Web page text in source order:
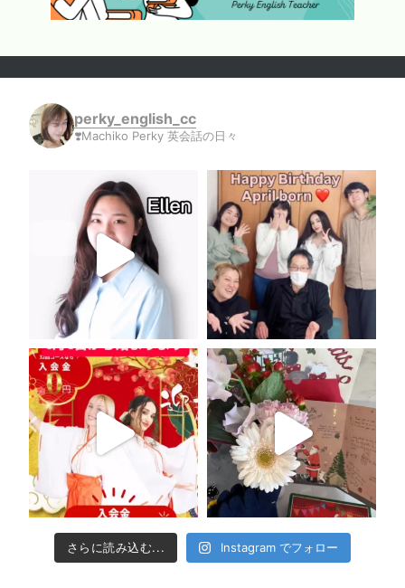
perky_english_cc
❣️Machiko Perky 英会話の日々
さらに読み込む... Instagram でフォロー